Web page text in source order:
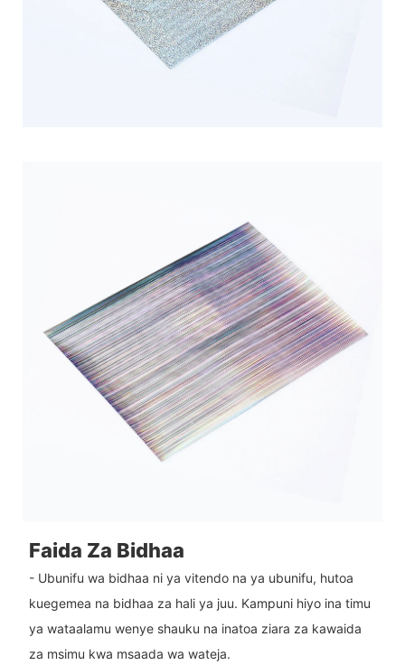
Faida Za Bidhaa
- Ubunifu wa bidhaa ni ya vitendo na ya ubunifu, hutoa
kuegemea na bidhaa za hali ya juu. Kampuni hiyo ina timu
ya wataalamu wenye shauku na inatoa ziara za kawaida
za msimu kwa msaada wa wateja.